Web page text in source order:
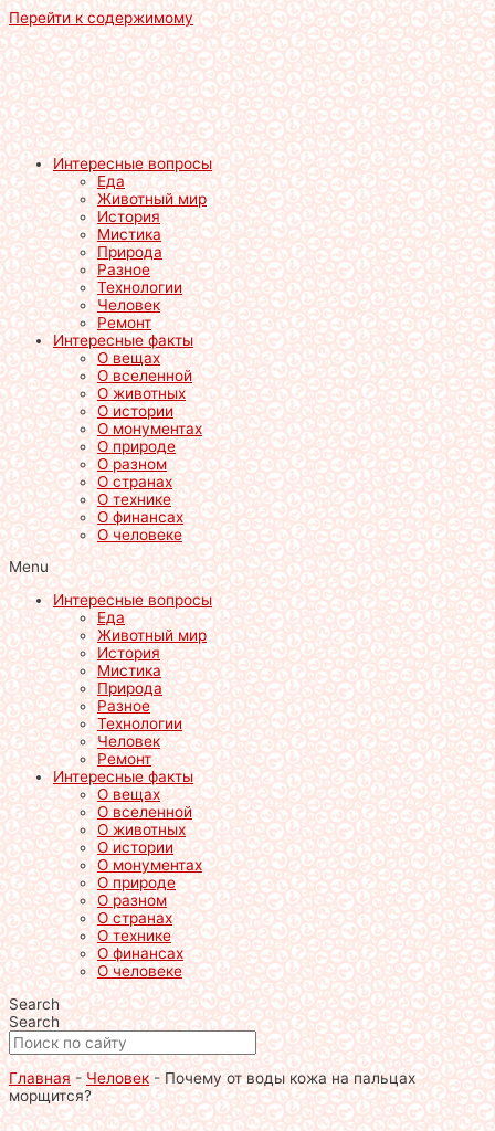
Перейти к содержимому
Интересные вопросы
Еда
Животный мир
История
Мистика
Природа
Разное
Технологии
Человек
Ремонт
Интересные факты
О вещах
О вселенной
О животных
О истории
О монументах
О природе
О разном
О странах
О технике
О финансах
О человеке
Menu
Интересные вопросы
Еда
Животный мир
История
Мистика
Природа
Разное
Технологии
Человек
Ремонт
Интересные факты
О вещах
О вселенной
О животных
О истории
О монументах
О природе
О разном
О странах
О технике
О финансах
О человеке
Search
Search
Главная-Человек-Почему от воды кожа на пальцах
морщится?